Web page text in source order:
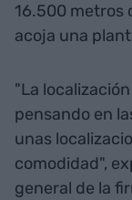
16.500 metros
acoja una
"La
pensando en
unas
comodidad",
general de la